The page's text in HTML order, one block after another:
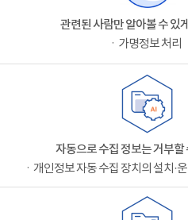
관련된 사람만 알아볼 수 있
ㆍ가명정보 처리
자동으로 수집 정보는 거부할
ㆍ개인정보 자동 수집 장치의 설치·